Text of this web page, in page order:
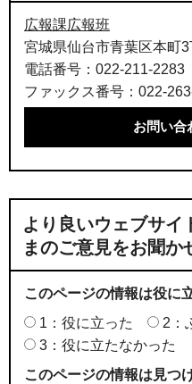
広報課広報班
宮城県仙台市青葉区本町
電話番号：022-211-2283
ファックス番号：022-
より良いウェブサイ
まのご意見をお聞か
このページの情報は役に
1：役に立った
2：
3：役に立たなかった
このページの情報は見つ